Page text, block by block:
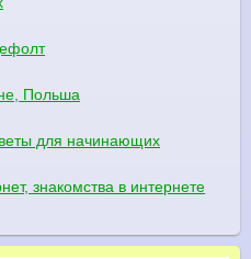
Польша
для начинающих
знакомства в интернете